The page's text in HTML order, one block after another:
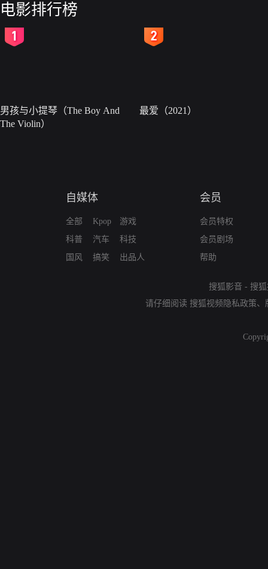
电影排行榜
男孩与小提琴（The Boy And
The Violin）
最爱（2021）
自媒体
全部
科普
国风
Kpop
汽车
搞笑
游戏
科技
出品人
会员
会员特权
会员剧场
帮助
搜狐影音 - 搜
请仔细阅读 搜狐视频隐私政策、